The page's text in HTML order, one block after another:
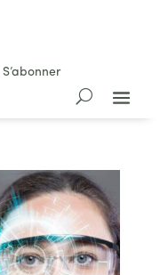
S’abonner